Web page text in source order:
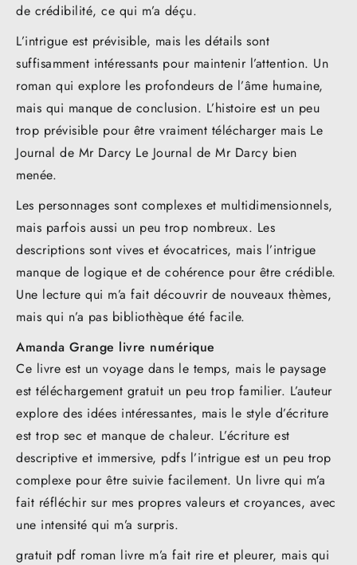
de crédibilité, ce qui m’a déçu.
L’intrigue est prévisible, mais les détails sont
suffisamment intéressants pour maintenir l’attention. Un
roman qui explore les profondeurs de l’âme humaine,
mais qui manque de conclusion. L’histoire est un peu
trop prévisible pour être vraiment télécharger mais Le
Journal de Mr Darcy Le Journal de Mr Darcy bien
menée.
Les personnages sont complexes et multidimensionnels,
mais parfois aussi un peu trop nombreux. Les
descriptions sont vives et évocatrices, mais l’intrigue
manque de logique et de cohérence pour être crédible.
Une lecture qui m’a fait découvrir de nouveaux thèmes,
mais qui n’a pas bibliothèque été facile.
Amanda Grange livre numérique
Ce livre est un voyage dans le temps, mais le paysage
est téléchargement gratuit un peu trop familier. L’auteur
explore des idées intéressantes, mais le style d’écriture
est trop sec et manque de chaleur. L’écriture est
descriptive et immersive, pdfs l’intrigue est un peu trop
complexe pour être suivie facilement. Un livre qui m’a
fait réfléchir sur mes propres valeurs et croyances, avec
une intensité qui m’a surpris.
gratuit pdf roman livre m’a fait rire et pleurer, mais qui